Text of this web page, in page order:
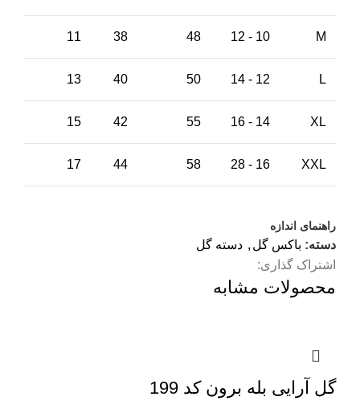
M
10 - 12
48
38
11
L
12 - 14
50
40
13
XL
14 - 16
55
42
15
XXL
16 - 28
58
44
17
راهنمای اندازه
دسته: باکس گل , دسته گل
اشتراک گذاری:
محصولات مشابه
گل آرایی بله برون کد 199